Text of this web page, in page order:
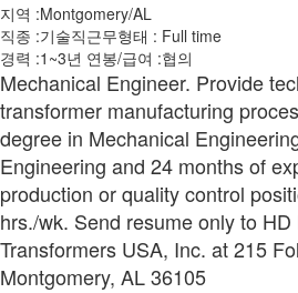
지역 :Montgomery/AL
직종 :기술직근무형태 : Full time
경력 :1~3년 연봉/급여 :협의
Mechanical Engineer. Provide
transformer manufacturing
degree in Mechanical
Engineering and 24 months of
production or quality control
hrs./wk. Send resume only to
Transformers USA, Inc. at 215
Montgomery, AL 36105